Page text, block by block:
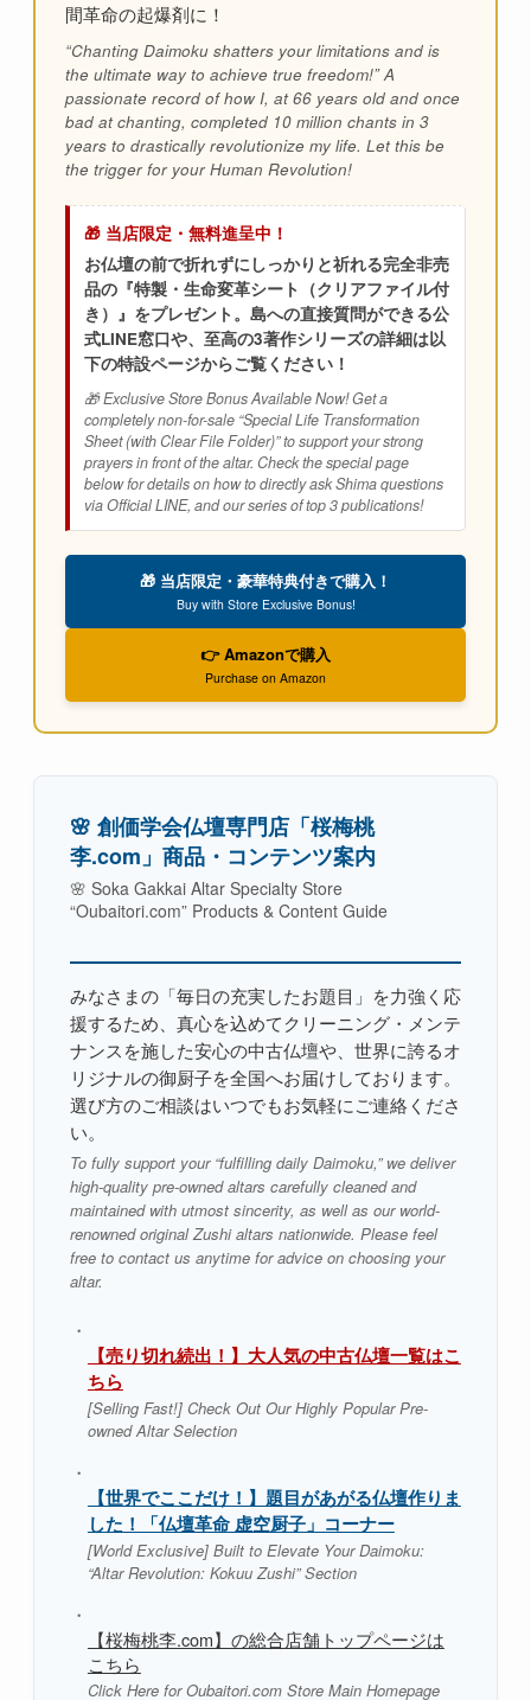
間革命の起爆剤に！
“Chanting Daimoku shatters your limitations and is
the ultimate way to achieve true freedom!” A
passionate record of how I, at 66 years old and once
bad at chanting, completed 10 million chants in 3
years to drastically revolutionize my life. Let this be
the trigger for your Human Revolution!
🎁 当店限定・無料進呈中！
お仏壇の前で折れずにしっかりと祈れる完全非売
品の『特製・生命変革シート（クリアファイル付
き）』をプレゼント。島への直接質問ができる公
式LINE窓口や、至高の3著作シリーズの詳細は以
下の特設ページからご覧ください！
🎁 Exclusive Store Bonus Available Now! Get a
completely non-for-sale “Special Life Transformation
Sheet (with Clear File Folder)” to support your strong
prayers in front of the altar. Check the special page
below for details on how to directly ask Shima questions
via Official LINE, and our series of top 3 publications!
🎁 当店限定・豪華特典付きで購入！
Buy with Store Exclusive Bonus!
👉 Amazonで購入
Purchase on Amazon
🌸 創価学会仏壇専門店「桜梅桃
李.com」商品・コンテンツ案内
🌸 Soka Gakkai Altar Specialty Store
“Oubaitori.com” Products & Content Guide
みなさまの「毎日の充実したお題目」を力強く応
援するため、真心を込めてクリーニング・メンテ
ナンスを施した安心の中古仏壇や、世界に誇るオ
リジナルの御厨子を全国へお届けしております。
選び方のご相談はいつでもお気軽にご連絡くださ
い。
To fully support your “fulfilling daily Daimoku,” we deliver
high-quality pre-owned altars carefully cleaned and
maintained with utmost sincerity, as well as our world-
renowned original Zushi altars nationwide. Please feel
free to contact us anytime for advice on choosing your
altar.
・
【売り切れ続出！】大人気の中古仏壇一覧はこ
ちら
[Selling Fast!] Check Out Our Highly Popular Pre-
owned Altar Selection
・
【世界でここだけ！】題目があがる仏壇作りま
した！「仏壇革命 虚空厨子」コーナー
[World Exclusive] Built to Elevate Your Daimoku:
“Altar Revolution: Kokuu Zushi” Section
・
【桜梅桃李.com】の総合店舗トップページは
こちら
Click Here for Oubaitori.com Store Main Homepage